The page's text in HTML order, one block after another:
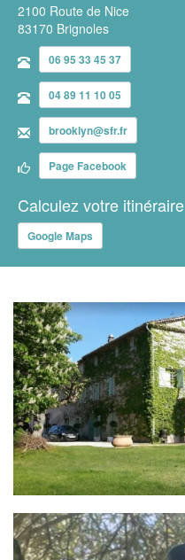
2100 Route de Nice
83170 Brignoles
06 95 33 45 37
04 89 11 10 05
brooklyn@sfr.fr
Page Facebook
Calculez votre itinéraire
Google Maps